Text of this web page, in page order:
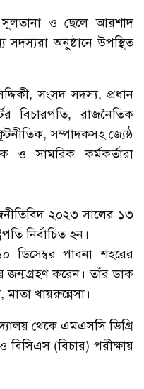
সুলতানা ও ছেলে আরশাদ
অনুষ্ঠানে উপস্থিত
সংসদ সদস্য, প্রধান
বিচারপতি, রাজনৈতিক
সম্পাদকসহ জ্যেষ্ঠ
ও সামরিক কর্মকর্তারা
২০২৩ সালের ১৩
নির্বাচিত হন।
ডিসেম্বর পাবনা শহরের
জন্মগ্রহণ করেন। তাঁর ডাক
খায়রুন্নেসা।
থেকে এমএসসি ডিগ্রি
(বিচার) পরীক্ষায়